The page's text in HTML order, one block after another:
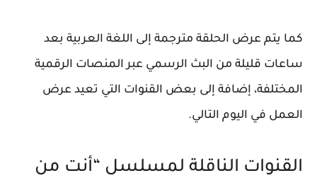
كما يتم عرض الحلقة مترجمة إلى اللغة العربية بعد
ساعات قليلة من البث الرسمي عبر المنصات الرقمية
المختلفة، إضافة إلى بعض القنوات التي تعيد عرض
العمل في اليوم التالي.
القنوات الناقلة لمسلسل “أنت من